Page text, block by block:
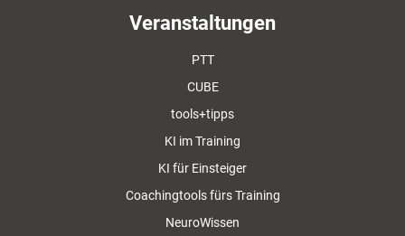
Veranstaltungen
PTT
CUBE
tools+tipps
KI im Training
KI für Einsteiger
Coachingtools fürs Training
NeuroWissen